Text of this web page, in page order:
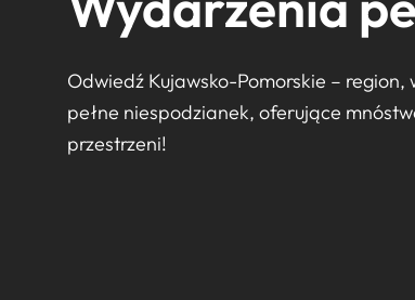
Odwiedź Kujawsko-Pomorskie –
pełne niespodzianek, oferujące
przestrzeni!